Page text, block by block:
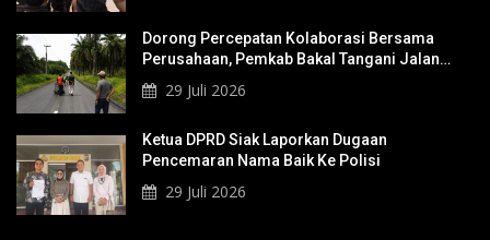
Dorong Percepatan Kolaborasi Bersama
Perusahaan, Pemkab Bakal Tangani Jalan
KITB - Sungai Rawa Yang Rusak
29 Juli 2026
Ketua DPRD Siak Laporkan Dugaan
Pencemaran Nama Baik Ke Polisi
29 Juli 2026